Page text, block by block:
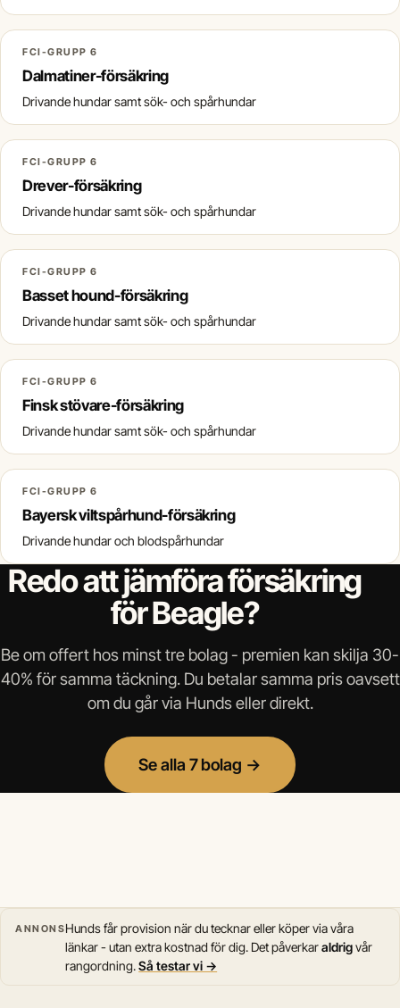
FCI-GRUPP 6
Dalmatiner-försäkring
Drivande hundar samt sök- och spårhundar
FCI-GRUPP 6
Drever-försäkring
Drivande hundar samt sök- och spårhundar
FCI-GRUPP 6
Basset hound-försäkring
Drivande hundar samt sök- och spårhundar
FCI-GRUPP 6
Finsk stövare-försäkring
Drivande hundar samt sök- och spårhundar
FCI-GRUPP 6
Bayersk viltspårhund-försäkring
Drivande hundar och blodspårhundar
Redo att jämföra försäkring
för Beagle?
Be om offert hos minst tre bolag - premien kan skilja 30-
40% för samma täckning. Du betalar samma pris oavsett
om du går via Hunds eller direkt.
Se alla 7 bolag →
ANNONSHunds får provision när du tecknar eller köper via våra
länkar - utan extra kostnad för dig. Det påverkaraldrigvår
rangordning.Så testar vi →